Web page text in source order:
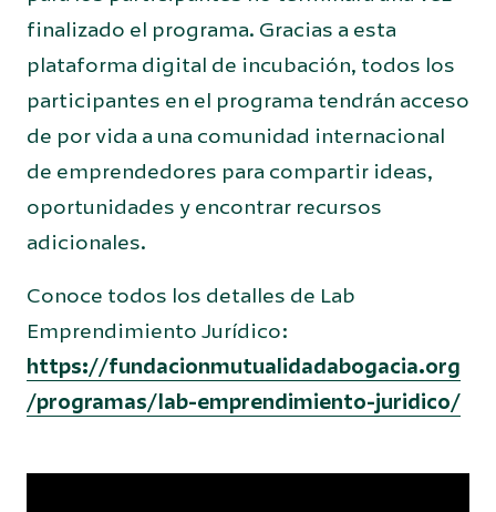
finalizado el programa. Gracias a esta
plataforma digital de incubación, todos los
participantes en el programa tendrán acceso
de por vida a una comunidad internacional
de emprendedores para compartir ideas,
oportunidades y encontrar recursos
adicionales.
Conoce todos los detalles de Lab
Emprendimiento Jurídico:
https://fundacionmutualidadabogacia.org
/programas/lab-emprendimiento-juridico/